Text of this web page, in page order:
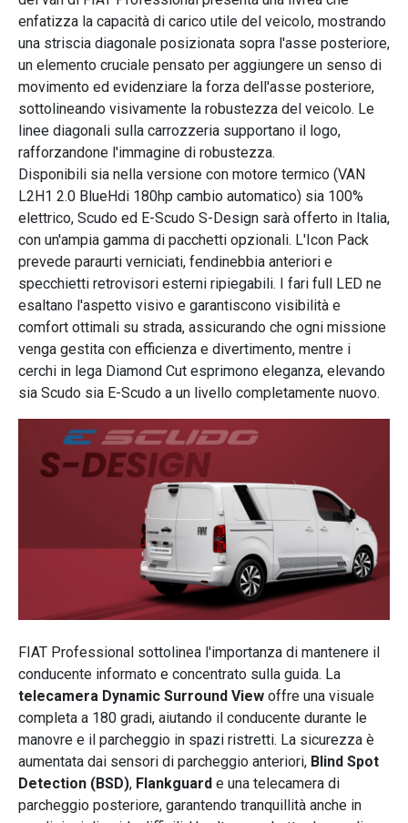
enfatizza la capacità di carico utile del veicolo, mostrando
una striscia diagonale posizionata sopra l'asse posteriore,
un elemento cruciale pensato per aggiungere un senso di
movimento ed evidenziare la forza dell'asse posteriore,
sottolineando visivamente la robustezza del veicolo. Le
linee diagonali sulla carrozzeria supportano il logo,
rafforzandone l'immagine di robustezza.
Disponibili sia nella versione con motore termico (VAN
L2H1 2.0 BlueHdi 180hp cambio automatico) sia 100%
elettrico, Scudo ed E-Scudo S-Design sarà offerto in Italia,
con un'ampia gamma di pacchetti opzionali. L'Icon Pack
prevede paraurti verniciati, fendinebbia anteriori e
specchietti retrovisori esterni ripiegabili. I fari full LED ne
esaltano l'aspetto visivo e garantiscono visibilità e
comfort ottimali su strada, assicurando che ogni missione
venga gestita con efficienza e divertimento, mentre i
cerchi in lega Diamond Cut esprimono eleganza, elevando
sia Scudo sia E-Scudo a un livello completamente nuovo.
FIAT Professional sottolinea l'importanza di mantenere il
conducente informato e concentrato sulla guida. La
telecamera Dynamic Surround View offre una visuale
completa a 180 gradi, aiutando il conducente durante le
manovre e il parcheggio in spazi ristretti. La sicurezza è
aumentata dai sensori di parcheggio anteriori, Blind Spot
Detection (BSD), Flankguard e una telecamera di
parcheggio posteriore, garantendo tranquillità anche in